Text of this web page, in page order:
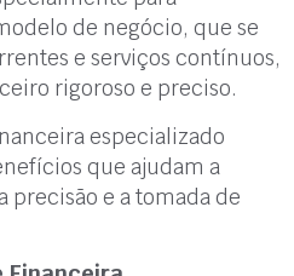
de negócio, que se
e serviços contínuos,
rigoroso e preciso.
especializado
que ajudam a
precisão e a tomada de